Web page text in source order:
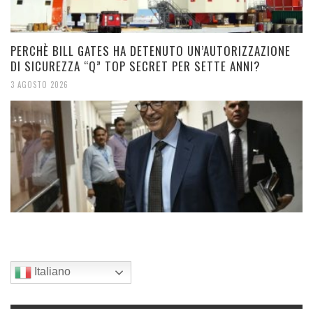
PERCHÈ BILL GATES HA DETENUTO UN’AUTORIZZAZIONE
DI SICUREZZA “Q” TOP SECRET PER SETTE ANNI?
3 AGOSTO 2026
Italiano